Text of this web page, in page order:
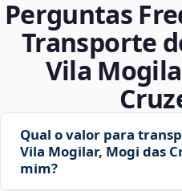
Perguntas
Transporte
Vila
Qual o valor para
Vila Mogilar, Mogi das
mim?